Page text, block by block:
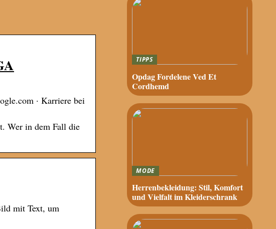
· Karriere bei
Wer in dem Fall die
mit Text, um
TIPPS
Opdag Fordelene Ved Et
Cordhemd
MODE
Herrenbekleidung: Stil, Komfort
und Vielfalt im Kleiderschrank